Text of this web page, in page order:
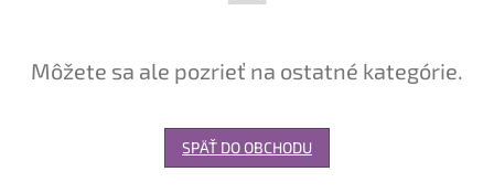
Môžete sa ale pozrieť na ostatné kategórie.
SPÄŤ DO OBCHODU